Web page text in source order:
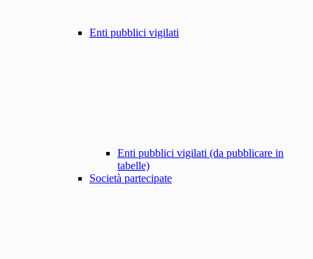
Enti pubblici vigilati
Enti pubblici vigilati (da pubblicare in
tabelle)
Società partecipate